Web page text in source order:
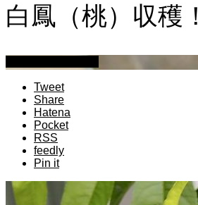
白鳳（桃）収穫！
Tweet
Share
Hatena
Pocket
RSS
feedly
Pin it